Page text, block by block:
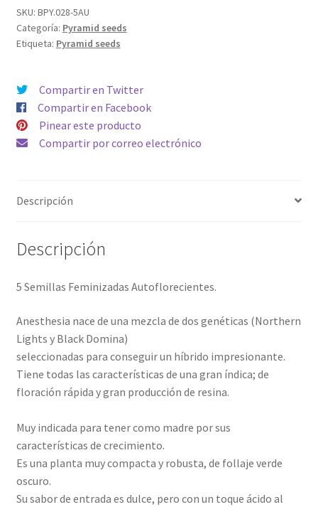
SKU: BPY.028-5AU
Categoría: Pyramid seeds
Etiqueta: Pyramid seeds
Compartir en Twitter
Compartir en Facebook
Pinear este producto
Compartir por correo electrónico
Descripción
Descripción
5 Semillas Feminizadas Autoflorecientes.
Anesthesia nace de una mezcla de dos genéticas (Northern
Lights y Black Domina)
seleccionadas para conseguir un híbrido impresionante.
Tiene todas las características de una gran índica; de
floración rápida y gran producción de resina.
Muy indicada para tener como madre por sus
características de crecimiento.
Es una planta muy compacta y robusta, de follaje verde
oscuro.
Su sabor de entrada es dulce, pero con un toque ácido al